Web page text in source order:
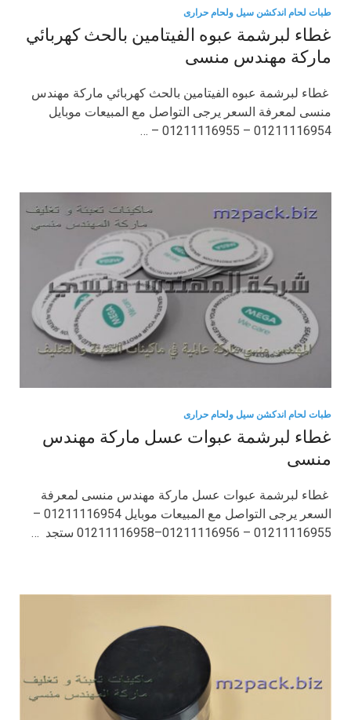
طبات لحام اندكشن سيل ولحام حرارى
غطاء لبرشمة عبوه الفيتامين بالحث كهربائي
ماركة مهندس منسى
غطاء لبرشمة عبوه الفيتامين بالحث كهربائي ماركة مهندس
منسى لمعرفة السعر يرجى التواصل مع المبيعات موبايل
01211116954 – 01211116955 – …
طبات لحام اندكشن سيل ولحام حرارى
غطاء لبرشمة عبوات عسل ماركة مهندس
منسى
غطاء لبرشمة عبوات عسل ماركة مهندس منسى لمعرفة
السعر يرجى التواصل مع المبيعات موبايل 01211116954 –
01211116955 – 01211116956–01211116958 ستجد …